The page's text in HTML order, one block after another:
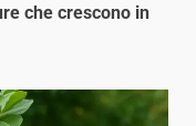
che crescono in